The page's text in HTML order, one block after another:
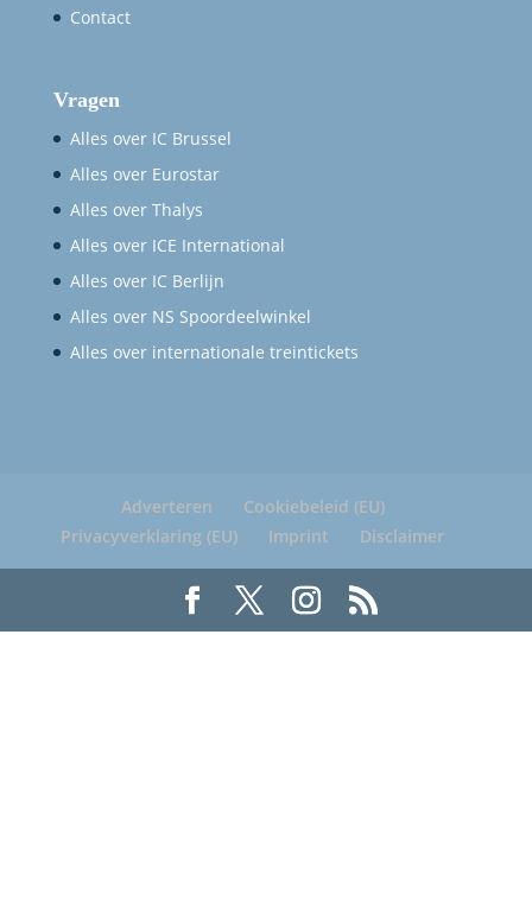
Contact
Vragen
Alles over IC Brussel
Alles over Eurostar
Alles over Thalys
Alles over ICE International
Alles over IC Berlijn
Alles over NS Spoordeelwinkel
Alles over internationale treintickets
Adverteren
Cookiebeleid (EU)
Privacyverklaring (EU)
Imprint Disclaimer